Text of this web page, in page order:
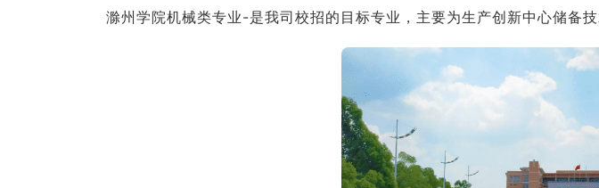
滁州学院机械类专业-是我司校招的目标专业，主要为生产创新中心储备技